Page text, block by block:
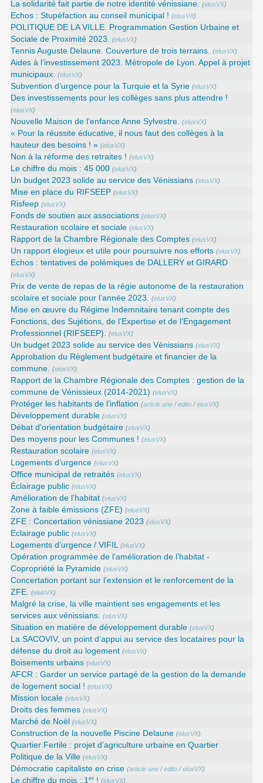
La solidarité fait partie de notre identité vénissiane. (elusVX)
Echos : Stupéfaction au conseil municipal ! (elusVX)
POLITIQUE DE LA VILLE. Programmation Gestion Urbaine et
Sociale de Proximité 2023. (elusVX)
Tennis Auguste Delaune. Couverture de trois terrains. (elusVX)
Aides à l’investissement 2023. Métropole de Lyon. Appel à projet
municipaux. (elusVX)
Subvention d’urgence pour la Turquie et la Syrie (elusVX)
Des investissements pour les collèges sans plus attendre !
(elusVX)
Nouvelle Maison de l’enfance Anne Sylvestre. (elusVX)
« Pour la réussite éducative, il nous faut des collèges à la
hauteur des besoins ! » (elusVX)
Non à la réforme des retraites ! (elusVX)
Le chiffre du mois : 45 000 (elusVX)
Un budget 2023 solide au service des Vénissians (elusVX)
Mise en place du RIFSEEP (elusVX)
Risfeep (elusVX)
Fonds de soutien aux associations (elusVX)
Restauration scolaire et sociale (elusVX)
Rapport de la Chambre Régionale des Comptes (elusVX)
Un rapport élogieux et utile pour poursuivre nos efforts (elusVX)
Echos : tentatives de polémiques de DALLERY et GIRARD
(elusVX)
Prix de vente de repas de la régie autonome de la restauration
scolaire et sociale pour l’année 2023. (elusVX)
Mise en œuvre du Régime Indemnitaire tenant compte des
Fonctions, des Sujétions, de l’Expertise et de l’Engagement
Professionnel (RIFSEEP). (elusVX)
Un budget 2023 solide au service des Vénissians (elusVX)
Approbation du Règlement budgétaire et financier de la
commune. (elusVX)
Rapport de la Chambre Régionale des Comptes : gestion de la
commune de Vénissieux (2014-2021) (elusVX)
Protéger les habitants de l’inflation (article une /edito /elusVX)
Développement durable (elusVX)
Débat d’orientation budgétaire (elusVX)
Des moyens pour les Communes ! (elusVX)
Restauration scolaire (elusVX)
Logements d’urgence (elusVX)
Office municipal de retraités (elusVX)
Éclairage public (elusVX)
Amélioration de l’habitat (elusVX)
Zone à faible émissions (ZFE) (elusVX)
ZFE : Concertation vénissiane 2023 (elusVX)
Eclairage public (elusVX)
Logements d’urgence / VIFIL (elusVX)
Opération programmée de l’amélioration de l’habitat -
Copropriété la Pyramide (elusVX)
Concertation portant sur l’extension et le renforcement de la
ZFE. (elusVX)
Malgré la crise, la ville maintient ses engagements et les
services aux vénissians. (elusVX)
Situation en matière de développement durable (elusVX)
La SACOVIV, un point d’appui au service des locataires pour la
défense du droit au logement (elusVX)
Boisements urbains (elusVX)
AFCR : Garder un service partagé de la gestion de la demande
de logement social ! (elusVX)
Mission locale (elusVX)
Droits des femmes (elusVX)
Marché de Noël (elusVX)
Construction de la nouvelle Piscine Delaune (elusVX)
Quartier Fertile : projet d’agriculture urbaine en Quartier
Politique de la Ville (elusVX)
Démocratie capitaliste en crise (article une /edito /elusVX)
Le chiffre du mois : 1er! (elusVX)